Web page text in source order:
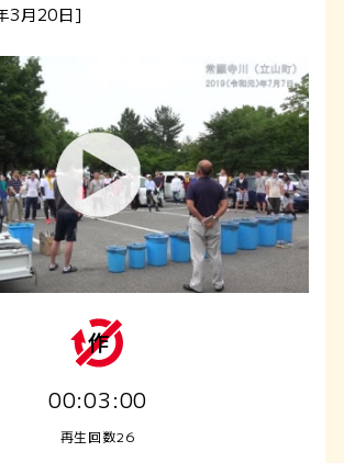
3月20日]
00:03:00
再生回数26